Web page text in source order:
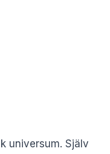
universum. Själv